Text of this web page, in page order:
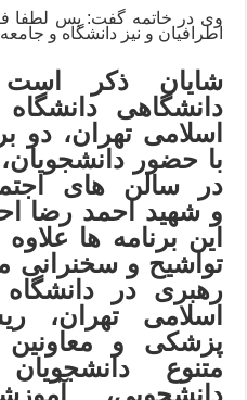
وی در خاتمه گفت: پس لطفا
اطرافیان و نیز دانشگاه و
شایان ذکر
دانشگاهی
اسلامی تهران، دو
با حضور
در سالن های
و شهید احمد رضا
این برنامه ها
تواشیح و سخنرانی
رهبری در دانشگاه
اسلامی تهران،
پزشکی و
متنوع
دانشجویی،